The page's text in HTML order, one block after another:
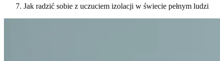
Jak radzić sobie z uczuciem izolacji w świecie pełnym ludzi